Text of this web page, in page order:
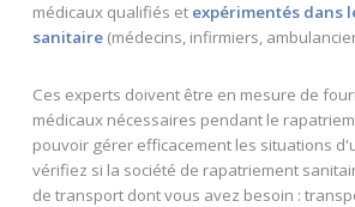
médicaux qualifiés et expérimentés dans
sanitaire(médecins, infirmiers,
Ces experts doivent être en mesure de
médicaux nécessaires pendant le
pouvoir gérer efficacement les situations
vérifiez si la société de rapatriement
de transport dont vous avez besoin :